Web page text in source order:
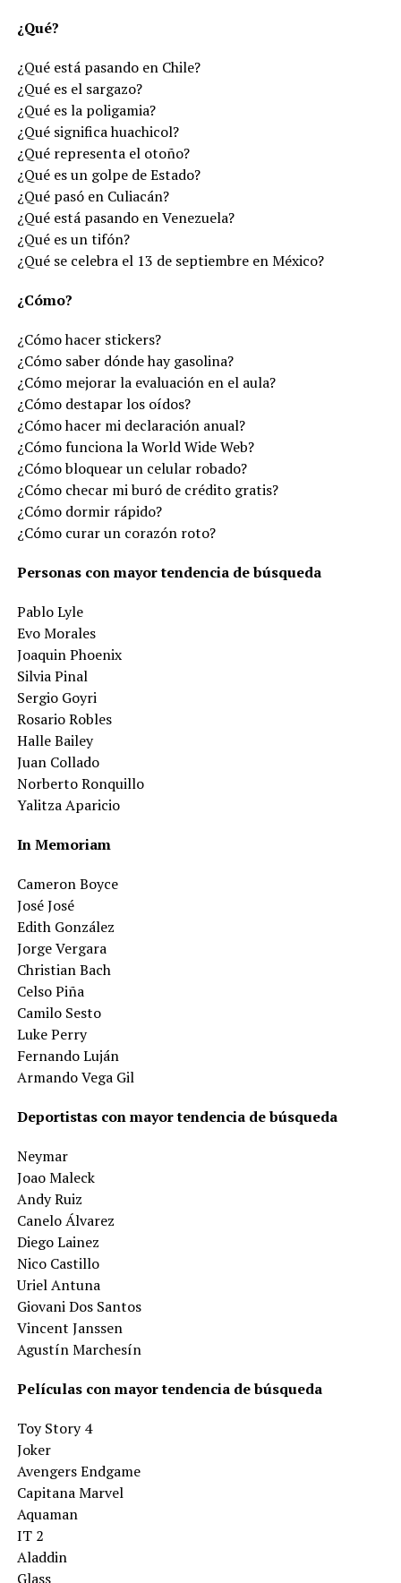
¿Qué?
¿Qué está pasando en Chile?
¿Qué es el sargazo?
¿Qué es la poligamia?
¿Qué significa huachicol?
¿Qué representa el otoño?
¿Qué es un golpe de Estado?
¿Qué pasó en Culiacán?
¿Qué está pasando en Venezuela?
¿Qué es un tifón?
¿Qué se celebra el 13 de septiembre en México?
¿Cómo?
¿Cómo hacer stickers?
¿Cómo saber dónde hay gasolina?
¿Cómo mejorar la evaluación en el aula?
¿Cómo destapar los oídos?
¿Cómo hacer mi declaración anual?
¿Cómo funciona la World Wide Web?
¿Cómo bloquear un celular robado?
¿Cómo checar mi buró de crédito gratis?
¿Cómo dormir rápido?
¿Cómo curar un corazón roto?
Personas con mayor tendencia de búsqueda
Pablo Lyle
Evo Morales
Joaquin Phoenix
Silvia Pinal
Sergio Goyri
Rosario Robles
Halle Bailey
Juan Collado
Norberto Ronquillo
Yalitza Aparicio
In Memoriam
Cameron Boyce
José José
Edith González
Jorge Vergara
Christian Bach
Celso Piña
Camilo Sesto
Luke Perry
Fernando Luján
Armando Vega Gil
Deportistas con mayor tendencia de búsqueda
Neymar
Joao Maleck
Andy Ruiz
Canelo Álvarez
Diego Lainez
Nico Castillo
Uriel Antuna
Giovani Dos Santos
Vincent Janssen
Agustín Marchesín
Películas con mayor tendencia de búsqueda
Toy Story 4
Joker
Avengers Endgame
Capitana Marvel
Aquaman
IT 2
Aladdin
Glass